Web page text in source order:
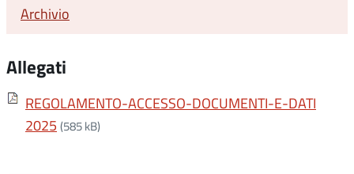
Archivio
Allegati
REGOLAMENTO-ACCESSO-DOCUMENTI-E-DATI
2025 (585 kB)